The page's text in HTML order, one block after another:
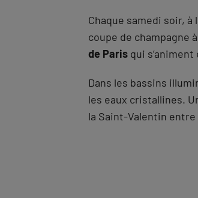
Chaque samedi soir,
coupe de champagne
de Paris qui
Dans les bassins
les eaux cristallines.
la Saint-Valentin